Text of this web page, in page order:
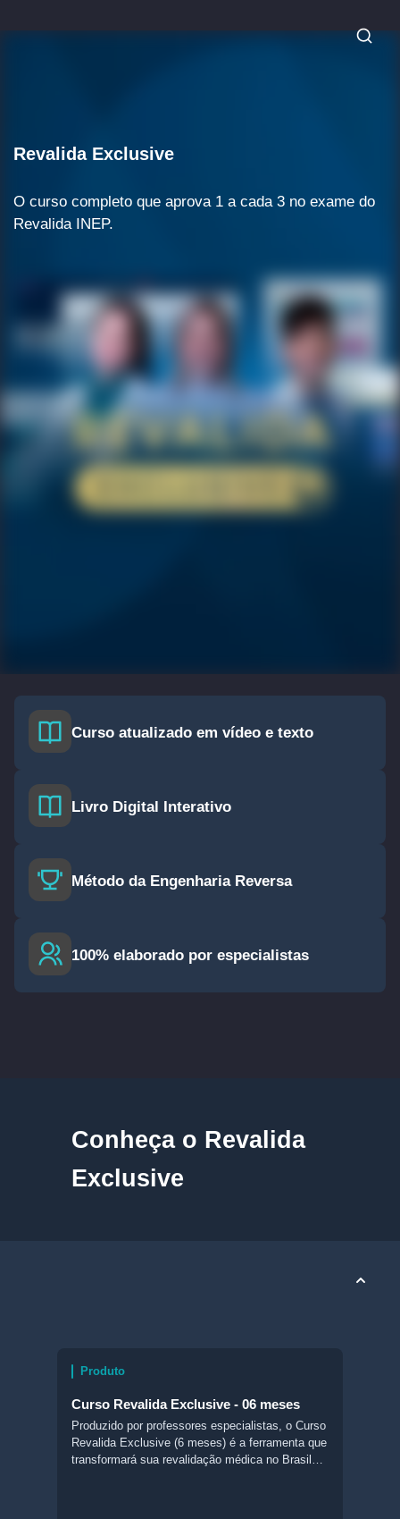
Revalida Exclusive
O curso completo que aprova 1 a cada 3 no exame do
Revalida INEP.
Curso atualizado em vídeo e texto
Livro Digital Interativo
Método da Engenharia Reversa
100% elaborado por especialistas
Conheça o Revalida
Exclusive
Produto
Curso Revalida Exclusive - 06 meses
Produzido por professores especialistas, o Curso
Revalida Exclusive (6 meses) é a ferramenta que
transformará sua revalidação médica no Brasil